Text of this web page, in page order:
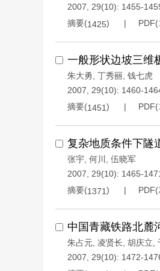
2007, 29(10): 1455-
摘要(1425) PDF(
一般形状边坡三维
朱大勇 丁秀丽 钱七虎
2007, 29(10): 1460-
摘要(1451) PDF(
复杂地质条件下隧
张宇 何川
伍晓军
2007, 29(10): 1465-
摘要(1371) PDF(
中国青藏铁路北麓
朱占元 凌贤长 胡庆立
2007, 29(10): 1472-